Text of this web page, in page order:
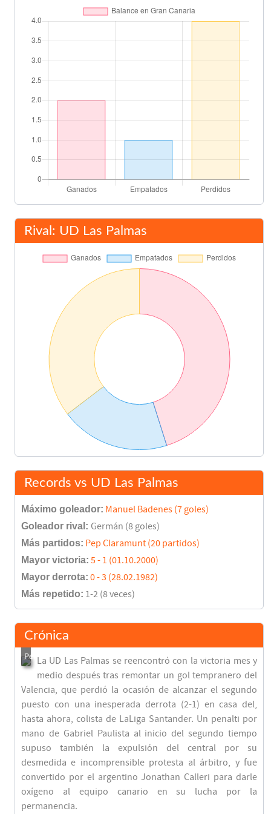
Gonçalo Guedes
Luciano Vietto
Simone Zaza
70'
Neto Murara
72'
Jairo 73'
Santi Mina
74'
Halilovic
Halilovic
Jairo
Javi Castellano
Peñalba
Rubén Vezo
Francis Coquelin
93'
Final del partido 94'
Rival: UD Las Palmas
Records vs UD Las Palmas
Máximo goleador: Manuel Badenes (7 goles)
Goleador rival: Germán (8 goles)
Más partidos: Pep Claramunt (20 partidos)
Mayor victoria: 5 - 1 (01.10.2000)
Mayor derrota: 0 - 3 (28.02.1982)
Más repetido: 1-2 (8 veces)
Crónica
La UD Las Palmas se reencontró con la victoria mes y
medio después tras remontar un gol tempranero del
Valencia, que perdió la ocasión de alcanzar el segundo
puesto con una inesperada derrota (2-1) en casa del,
hasta ahora, colista de LaLiga Santander. Un penalti por
mano de Gabriel Paulista al inicio del segundo tiempo
supuso también la expulsión del central por su
desmedida e incomprensible protesta al árbitro, y fue
convertido por el argentino Jonathan Calleri para darle
oxígeno al equipo canario en su lucha por la
permanencia.